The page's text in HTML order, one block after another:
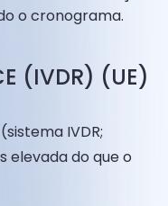
o cronograma.
(IVDR) (UE)
IVDR;
elevada do que o